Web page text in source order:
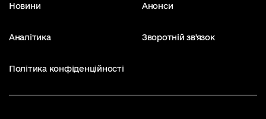
Новини Анонси
Аналітика Зворотній зв'язок
Політика конфіденційності